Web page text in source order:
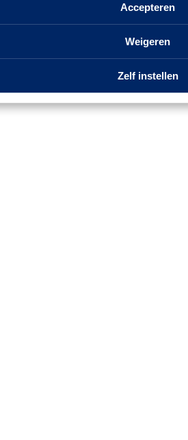
Accepteren
Weigeren
Zelf instellen